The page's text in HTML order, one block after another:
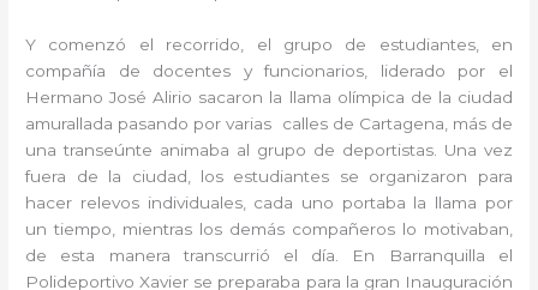
Y comenzó el recorrido, el grupo de estudiantes, en
compañía de docentes y funcionarios, liderado por el
Hermano José Alirio sacaron la llama olímpica de la ciudad
amurallada pasando por varias calles de Cartagena, más de
una transeúnte animaba al grupo de deportistas. Una vez
fuera de la ciudad, los estudiantes se organizaron para
hacer relevos individuales, cada uno portaba la llama por
un tiempo, mientras los demás compañeros lo motivaban,
de esta manera transcurrió el día. En Barranquilla el
Polideportivo Xavier se preparaba para la gran Inauguración